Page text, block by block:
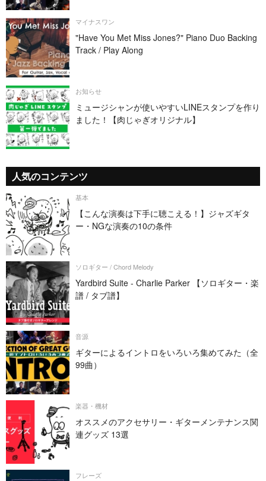
マイナスワン
"Have You Met Miss Jones?" Piano Duo Backing
Track / Play Along
お知らせ
ミュージシャンが使いやすいLINEスタンプを作り
ました！【肉じゃぎオリジナル】
人気のコンテンツ
基本
【こんな演奏は下手に聴こえる！】ジャズギタ
ー・NGな演奏の10の条件
ソロギター / Chord Melody
Yardbird Suite - Charlie Parker 【ソロギター・楽
譜 / タブ譜】
音源
ギターによるイントロをいろいろ集めてみた（全
99曲）
楽器・機材
オススメのアクセサリー・ギターメンテナンス関
連グッズ 13選
フレーズ